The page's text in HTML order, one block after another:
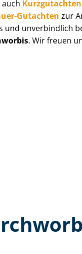
Kurzgutachten
Gutachten zur
und unverbindlich
. Wir freuen